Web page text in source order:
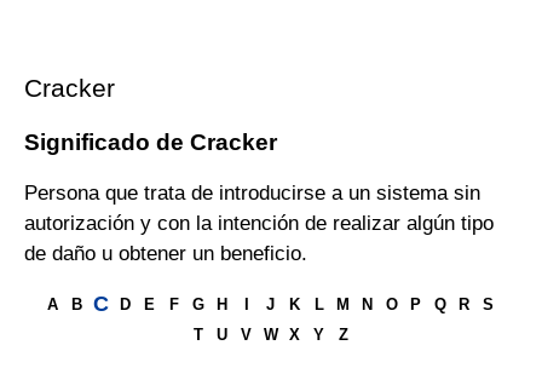
Cracker
Significado de Cracker
Persona que trata de introducirse a un sistema sin
autorización y con la intención de realizar algún tipo
de daño u obtener un beneficio.
A B C D E F G H J K L M N O P Q R
S
T
U V W X Y Z